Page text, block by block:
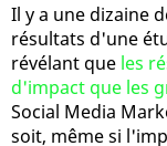
Il y a une dizaine
résultats d'une
révélant que les
d'impact que les
Social Media
soit, même si